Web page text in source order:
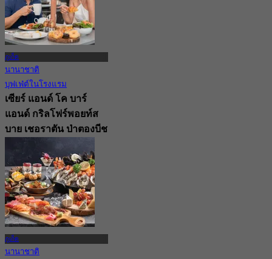
ภูเก็ต
นานาชาติ
บุฟเฟ่ต์ในโรงแรม
เซียร์ แอนด์ โค บาร์
แอนด์ กริลโฟร์พอยท์ส
บาย เชอราตัน ป่าตองบีช
รีสอร์ท (ภูเก็ต)
4.9
1.2K การจอง
จาก฿ 795
ภูเก็ต
นานาชาติ